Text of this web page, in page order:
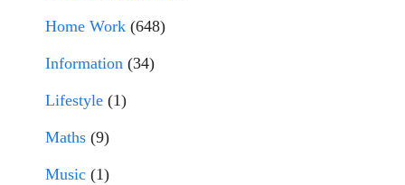
Home Work (648)
Information (34)
Lifestyle (1)
Maths (9)
Music (1)